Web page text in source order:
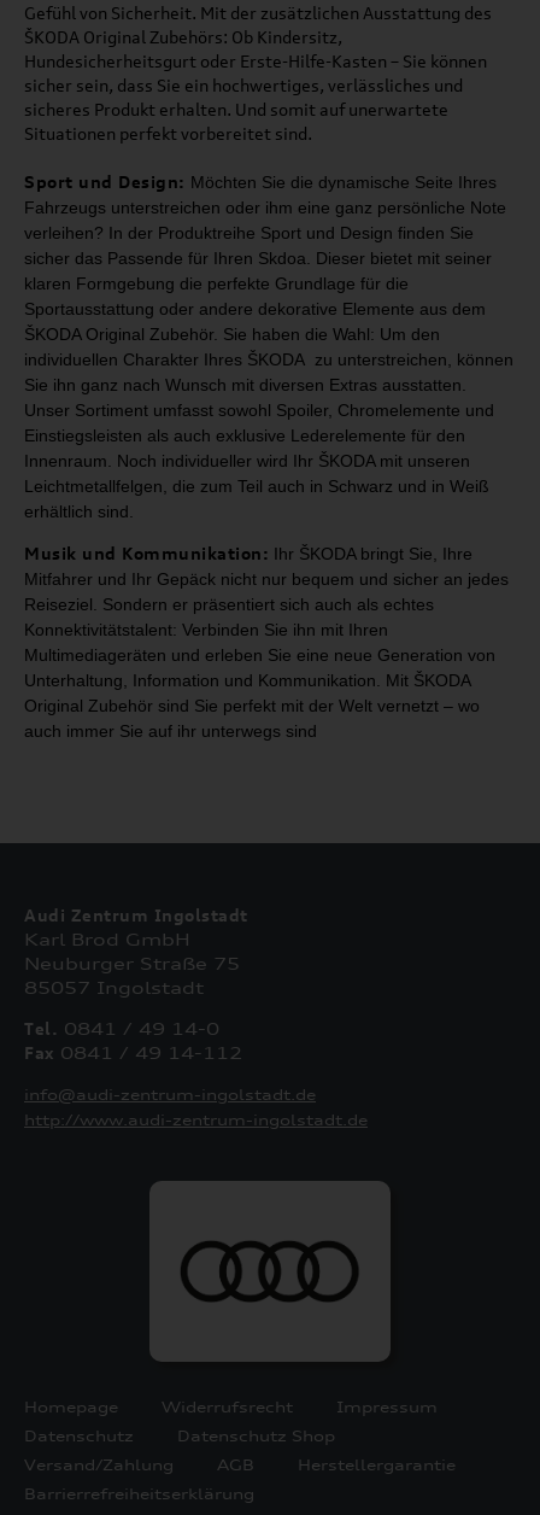
Gefühl von Sicherheit. Mit der zusätzlichen Ausstattung des
ŠKODA Original Zubehörs: Ob Kindersitz,
Hundesicherheitsgurt oder Erste-Hilfe-Kasten – Sie können
sicher sein, dass Sie ein hochwertiges, verlässliches und
sicheres Produkt erhalten. Und somit auf unerwartete
Situationen perfekt vorbereitet sind.
Sport und Design: Möchten Sie die dynamische Seite Ihres
Fahrzeugs unterstreichen oder ihm eine ganz persönliche Note
verleihen? In der Produktreihe Sport und Design finden Sie
sicher das Passende für Ihren Skdoa. Dieser bietet mit seiner
klaren Formgebung die perfekte Grundlage für die
Sportausstattung oder andere dekorative Elemente aus dem
ŠKODA Original Zubehör. Sie haben die Wahl: Um den
individuellen Charakter Ihres ŠKODA zu unterstreichen, können
Sie ihn ganz nach Wunsch mit diversen Extras ausstatten.
Unser Sortiment umfasst sowohl Spoiler, Chromelemente und
Einstiegsleisten als auch exklusive Lederelemente für den
Innenraum. Noch individueller wird Ihr ŠKODA mit unseren
Leichtmetallfelgen, die zum Teil auch in Schwarz und in Weiß
erhältlich sind.
Musik und Kommunikation: Ihr ŠKODA bringt Sie, Ihre
Mitfahrer und Ihr Gepäck nicht nur bequem und sicher an jedes
Reiseziel. Sondern er präsentiert sich auch als echtes
Konnektivitätstalent: Verbinden Sie ihn mit Ihren
Multimediageräten und erleben Sie eine neue Generation von
Unterhaltung, Information und Kommunikation. Mit ŠKODA
Original Zubehör sind Sie perfekt mit der Welt vernetzt – wo
auch immer Sie auf ihr unterwegs sind
Audi Zentrum Ingolstadt
Karl Brod GmbH
Neuburger Straße 75
85057 Ingolstadt
Tel. 0841 / 49 14-0
Fax 0841 / 49 14-112
info@audi-zentrum-ingolstadt.de
http://www.audi-zentrum-ingolstadt.de
Homepage Widerrufsrecht
Impressum
Datenschutz
Datenschutz Shop
Versand/Zahlung
AGB
Herstellergarantie
Barrierrefreiheitserklärung